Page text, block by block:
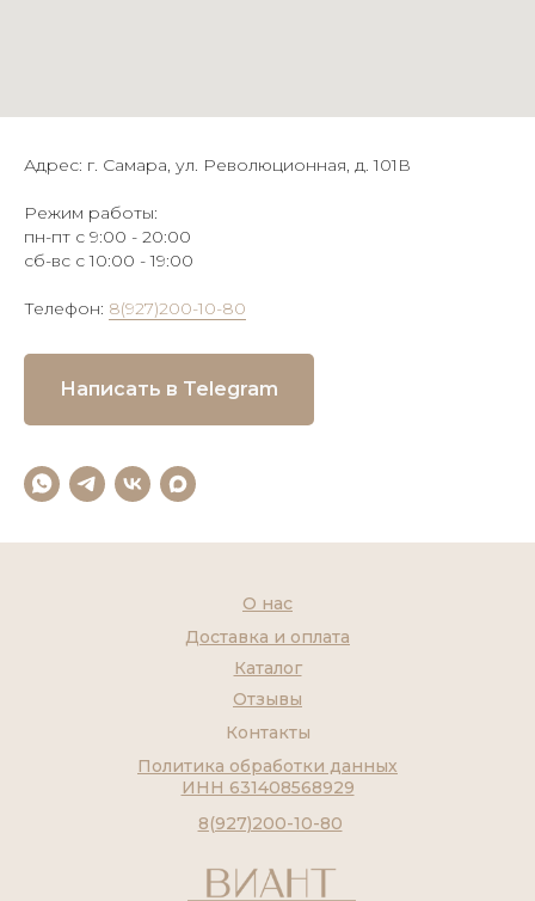
Адрес: г. Самара, ул. Революционная, д. 101В
Режим работы:
пн-пт с 9:00 - 20:00
сб-вс с 10:00 - 19:00
Телефон: 8(927)200-10-80
Написать в Telegram
Контакты
8(927)200-10-80
Каталог
О нас
Доставка и оплата
Отзывы
Политика обработки данных
ИНН 631408568929